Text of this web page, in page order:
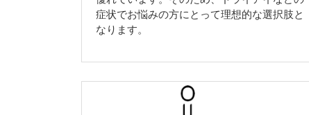
症状でお悩みの方にとって理想的な選択肢と
なります。